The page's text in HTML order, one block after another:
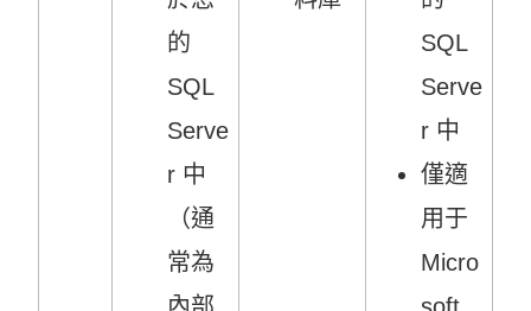
的
SQL
Serve
r 中
（通
常為
SQL
Serve
r 中
僅適
用于
Micro